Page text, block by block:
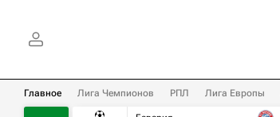
Главное Лига Чемпионов РПЛ Лига Европы